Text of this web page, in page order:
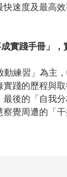
速度及最高
實踐手冊」，
練習」為主
踐的歷程與
後的「自我
覺周遭的「